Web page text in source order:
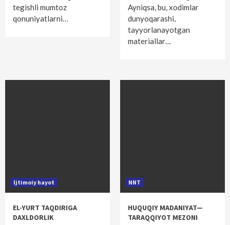
tegishli mumtoz
qonuniyatlarni…
Ayniqsa, bu, xodimlar
dunyoqarashi,
tayyorlanayotgan
materiallar…
Ijtimoiy hayot
EL-YURT TAQDIRIGA
DAXLDORLIK
NNT
HUQUQIY MADANIYAT—
TARAQQIYOT MEZONI